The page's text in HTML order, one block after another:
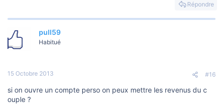
Répondre
pull59
Habitué
15 Octobre 2013 #16
si on ouvre un compte perso on peux mettre les revenus du c
ouple ?